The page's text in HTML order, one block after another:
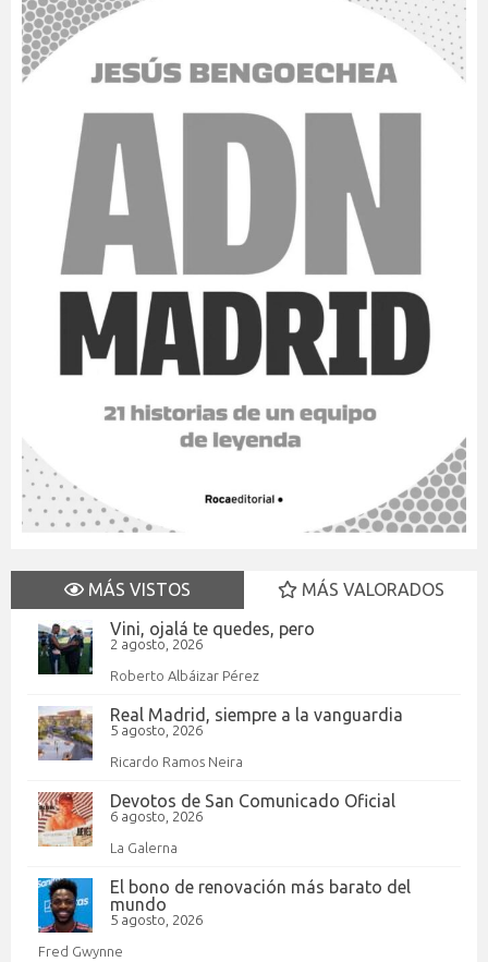
MÁS VISTOS
MÁS VALORADOS
Vini, ojalá te quedes, pero
2 agosto, 2026
Roberto Albáizar Pérez
Real Madrid, siempre a la vanguardia
5 agosto, 2026
Ricardo Ramos Neira
Devotos de San Comunicado Oficial
6 agosto, 2026
La Galerna
El bono de renovación más barato del
mundo
5 agosto, 2026
Fred Gwynne